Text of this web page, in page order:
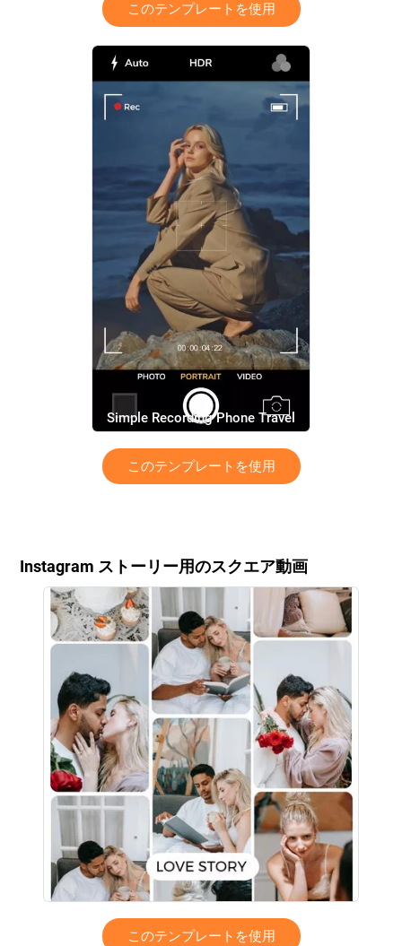
このテンプレートを使用
Simple Recording Phone Travel
Vlog Fashion Tiktok Instagram
Story Reels
このテンプレートを使用
Instagram ストーリー用のスクエア動画
このテンプレートを使用